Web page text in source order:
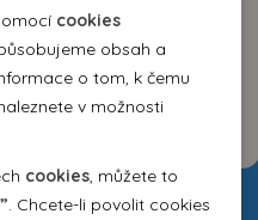
cookies
obsah a
o tom, k čemu
v možnosti
cookies , můžete to
. Chcete-li povolit cookies
webová stránka
funkce jako navigace
sekcím webové stránky.
fungovat bez těchto